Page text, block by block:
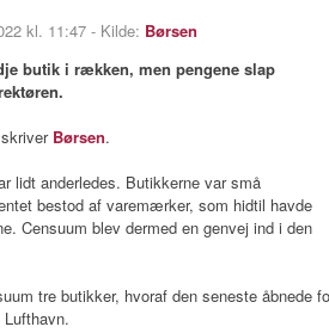
kl. 11:47 - Kilde: Børsen
butik i rækken, men pengene slap
Børsen.
lidt anderledes. Butikkerne var små
bestod af varemærker, som hidtil havde
Censuum blev dermed en genvej ind i den
tre butikker, hvoraf den seneste åbnede